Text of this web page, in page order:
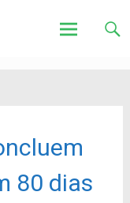
80 dias